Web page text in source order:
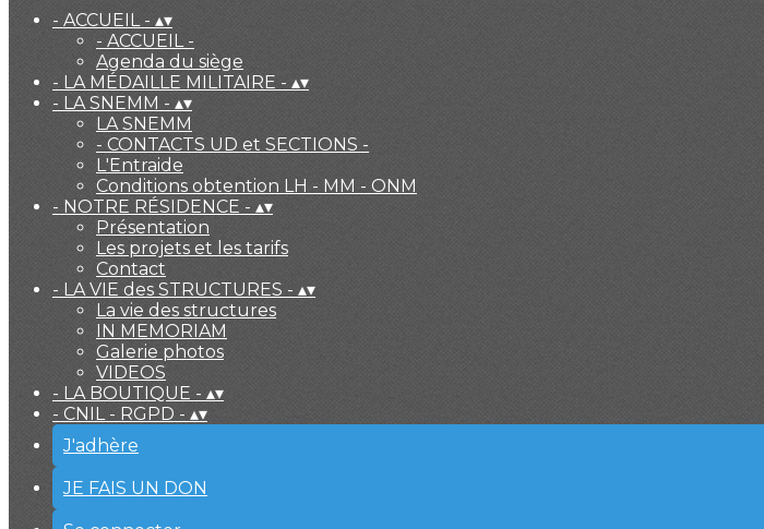
- ACCUEIL - ▴▾
- ACCUEIL -
Agenda du siège
- LA MÉDAILLE MILITAIRE - ▴▾
- LA SNEMM - ▴▾
LA SNEMM
- CONTACTS UD et SECTIONS -
L'Entraide
Conditions obtention LH - MM - ONM
- NOTRE RÉSIDENCE - ▴▾
Présentation
Les projets et les tarifs
Contact
- LA VIE des STRUCTURES - ▴▾
La vie des structures
IN MEMORIAM
Galerie photos
VIDEOS
- LA BOUTIQUE - ▴▾
- CNIL - RGPD - ▴▾
J'adhère
JE FAIS UN DON